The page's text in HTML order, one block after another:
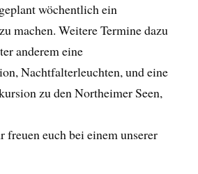
wöchentlich ein
machen. Weitere Termine dazu
anderem eine
Nachtfalterleuchten, und eine
zu den Northeimer Seen,
freuen euch bei einem unserer